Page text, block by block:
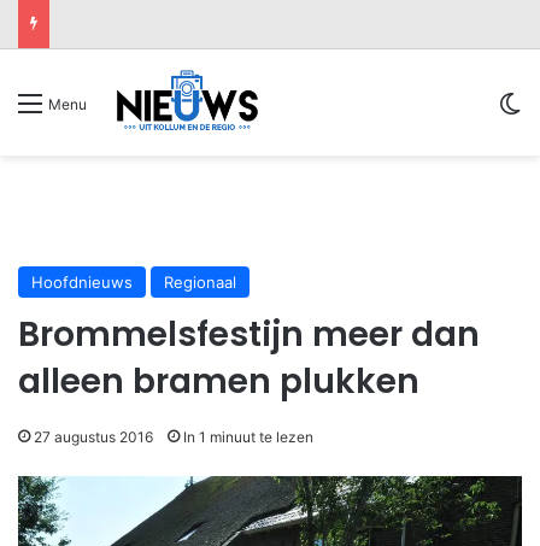
Menu
Hoofdnieuws Regionaal
Brommelsfestijn meer dan
alleen bramen plukken
27 augustus 2016 In 1 minuut te lezen